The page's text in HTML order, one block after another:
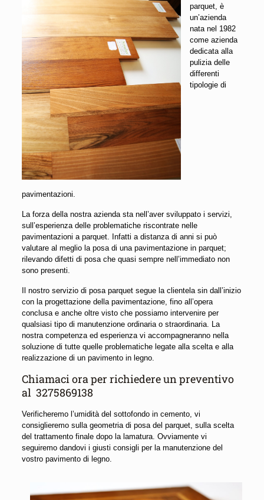
parquet, è
un’azienda
nata nel 1982
come azienda
dedicata alla
pulizia delle
differenti
tipologie di
pavimentazioni.
La forza della nostra azienda sta nell’aver sviluppato i servizi,
sull’esperienza delle problematiche riscontrate nelle
pavimentazioni a parquet. Infatti a distanza di anni si può
valutare al meglio la posa di una pavimentazione in parquet;
rilevando difetti di posa che quasi sempre nell’immediato non
sono presenti.
Il nostro servizio di posa parquet segue la clientela sin dall’inizio
con la progettazione della pavimentazione, fino all’opera
conclusa e anche oltre visto che possiamo intervenire per
qualsiasi tipo di manutenzione ordinaria o straordinaria. La
nostra competenza ed esperienza vi accompagneranno nella
soluzione di tutte quelle problematiche legate alla scelta e alla
realizzazione di un pavimento in legno.
Chiamaci ora per richiedere un preventivo
al 3275869138
Verificheremo l’umidità del sottofondo in cemento, vi
consiglieremo sulla geometria di posa del parquet, sulla scelta
del trattamento finale dopo la lamatura. Ovviamente vi
seguiremo dandovi i giusti consigli per la manutenzione del
vostro pavimento di legno.